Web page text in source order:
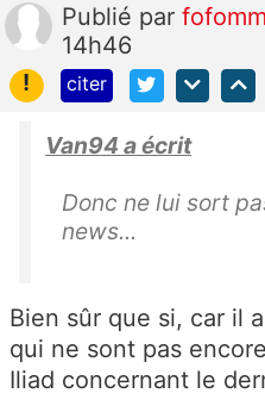
Publié par fofomm
14h46
!
citer
Van94 a écrit
Donc ne lui sort
news...
Bien sûr que si, car il
qui ne sont pas
Iliad concernant le